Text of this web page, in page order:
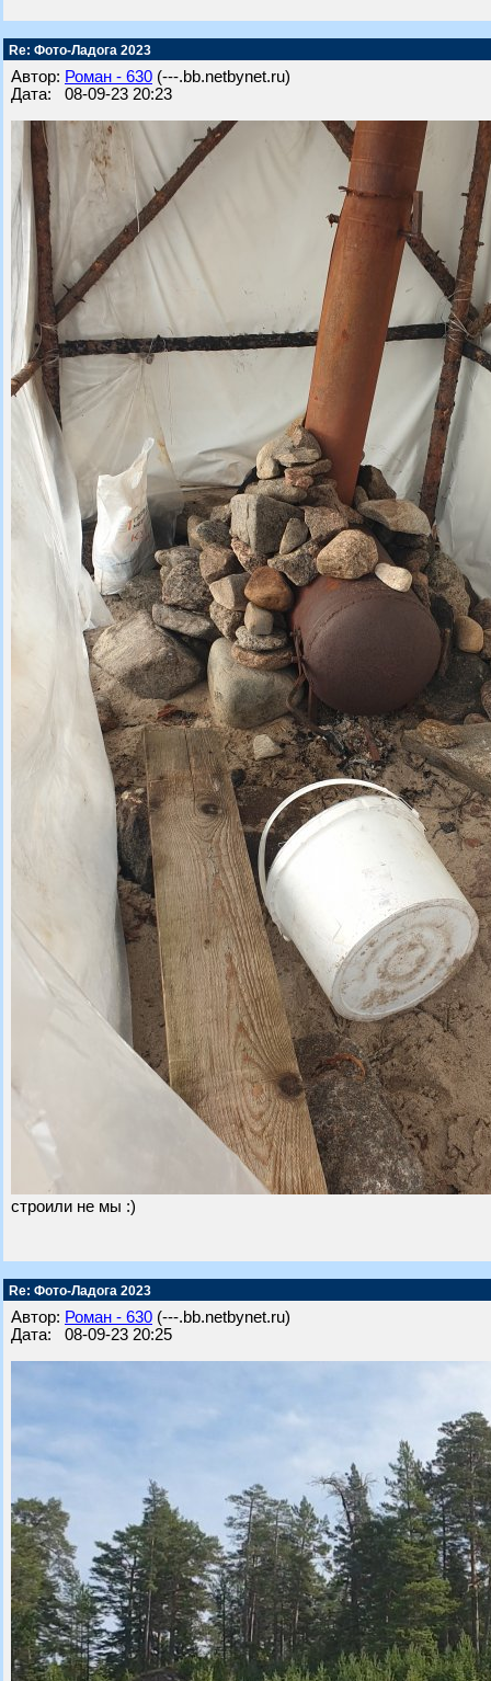
Re: Фото-Ладога 2023
Автор: Роман - 630 (---.bb.netbynet.ru)
Дата: 08-09-23 20:23
строили не мы :)
Re: Фото-Ладога 2023
Автор: Роман - 630 (---.bb.netbynet.ru)
Дата: 08-09-23 20:25